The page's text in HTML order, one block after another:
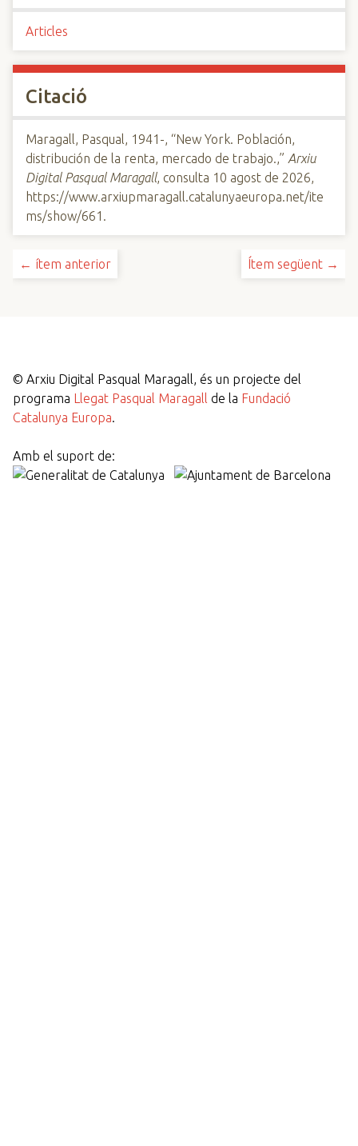
Articles
Citació
Maragall, Pasqual, 1941-, “New York. Población,
distribución de la renta, mercado de trabajo.,” Arxiu
Digital Pasqual Maragall, consulta 10 agost de 2026,
https://www.arxiupmaragall.catalunyaeuropa.net/ite
ms/show/661 .
← ítem anterior Ítem següent →
© Arxiu Digital Pasqual Maragall, és un projecte del
programa Llegat Pasqual Maragall de la Fundació
Catalunya Europa.
Amb el suport de: